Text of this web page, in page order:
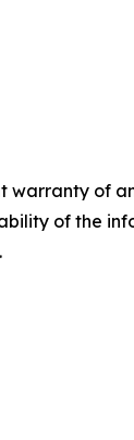
warranty
of the